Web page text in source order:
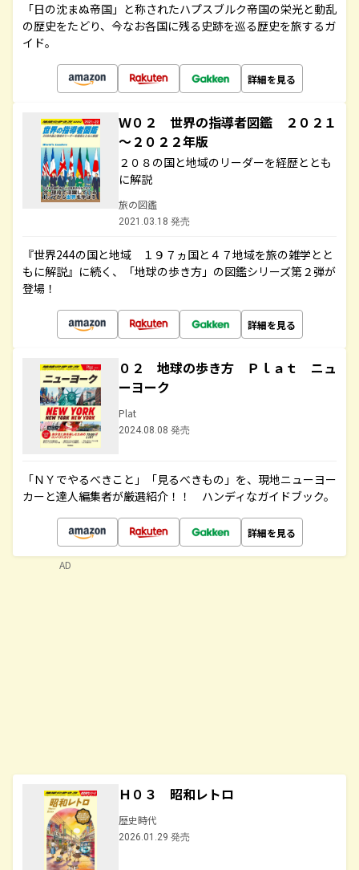
「日の沈まぬ帝国」と称されたハプスブルク帝国の栄光と動乱
の歴史をたどり、今なお各国に残る史跡を巡る歴史を旅するガ
イド。
詳細を見る
Ｗ０２ 世界の指導者図鑑 ２０２１
～２０２２年版
２０８の国と地域のリーダーを経歴ととも
に解説
旅の図鑑
2021.03.18 発売
『世界244の国と地域 １９７ヵ国と４７地域を旅の雑学とと
もに解説』に続く、「地球の歩き方」の図鑑シリーズ第２弾が
登場！
詳細を見る
０２ 地球の歩き方 Ｐｌａｔ ニュ
ーヨーク
Plat
2024.08.08 発売
「ＮＹでやるべきこと」「見るべきもの」を、現地ニューヨー
カーと達人編集者が厳選紹介！！ ハンディなガイドブック。
詳細を見る
Ｈ０３ 昭和レトロ
歴史時代
2026.01.29 発売
AD